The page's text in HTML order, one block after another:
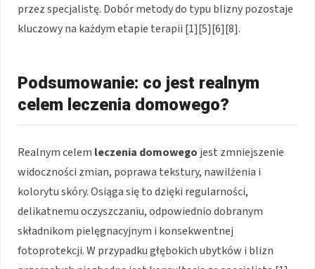
przez specjalistę. Dobór metody do typu blizny pozostaje
kluczowy na każdym etapie terapii [1][5][6][8].
Podsumowanie: co jest realnym
celem leczenia domowego?
Realnym celem leczenia domowego jest zmniejszenie
widoczności zmian, poprawa tekstury, nawilżenia i
kolorytu skóry. Osiąga się to dzięki regularności,
delikatnemu oczyszczaniu, odpowiednio dobranym
składnikom pielęgnacyjnym i konsekwentnej
fotoprotekcji. W przypadku głębokich ubytków i blizn